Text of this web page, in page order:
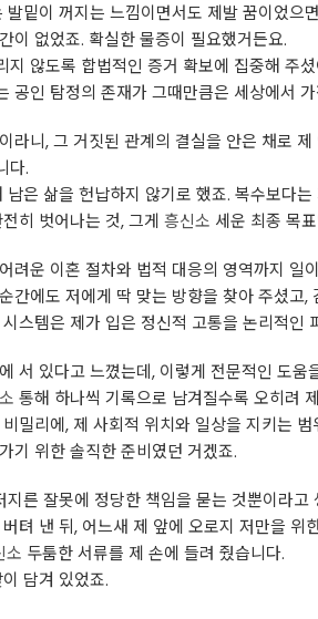
밑이 꺼지는 느낌이면서도 제발 꿈이었으
이 없었죠. 확실한 물증이 필요했거든요.
지 않도록 합법적인 증거 확보에 집중해 주
공인 탐정의 존재가 그때만큼은 세상에서
라니, 그 거짓된 관계의 결실을 안은 채로
다.
남은 삶을 헌납하지 않기로 했죠. 복수보다
히 벗어나는 것, 그게 흥신소 세운 최종 목
려운 이혼 절차와 법적 대응의 영역까지 일
간에도 저에게 딱 맞는 방향을 찾아 주셨
스템은 제가 입은 정신적 고통을 논리적인
서 있다고 느꼈는데, 이렇게 전문적인 도
통해 하나씩 기록으로 남겨질수록 오히려
밀리에, 제 사회적 위치와 일상을 지키는
기 위한 솔직한 준비였던 거겠죠.
른 잘못에 정당한 책임을 묻는 것뿐이라고
텨 낸 뒤, 어느새 제 앞에 오로지 저만을 위
소 두툼한 서류를 제 손에 들려 줬습니다.
담겨 있었죠.